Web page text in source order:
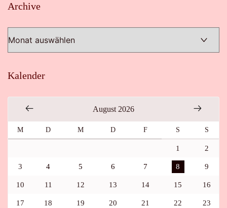
Archive
Kalender
August 2026
M D M D F S S
1 2
3 4 5 6 7 8 9
10 11 12 13 14 15 16
17 18 19 20 21 22 23